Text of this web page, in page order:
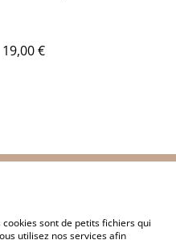
19,00 €
Politique de cookies
sont de petits fichiers qui
utilisez nos services afin